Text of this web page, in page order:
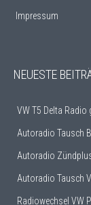
Impressum
NEUESTE
VW T5 Delta
Autoradio Tausch
Autoradio
Autoradio Tausch
Radiowechsel VW